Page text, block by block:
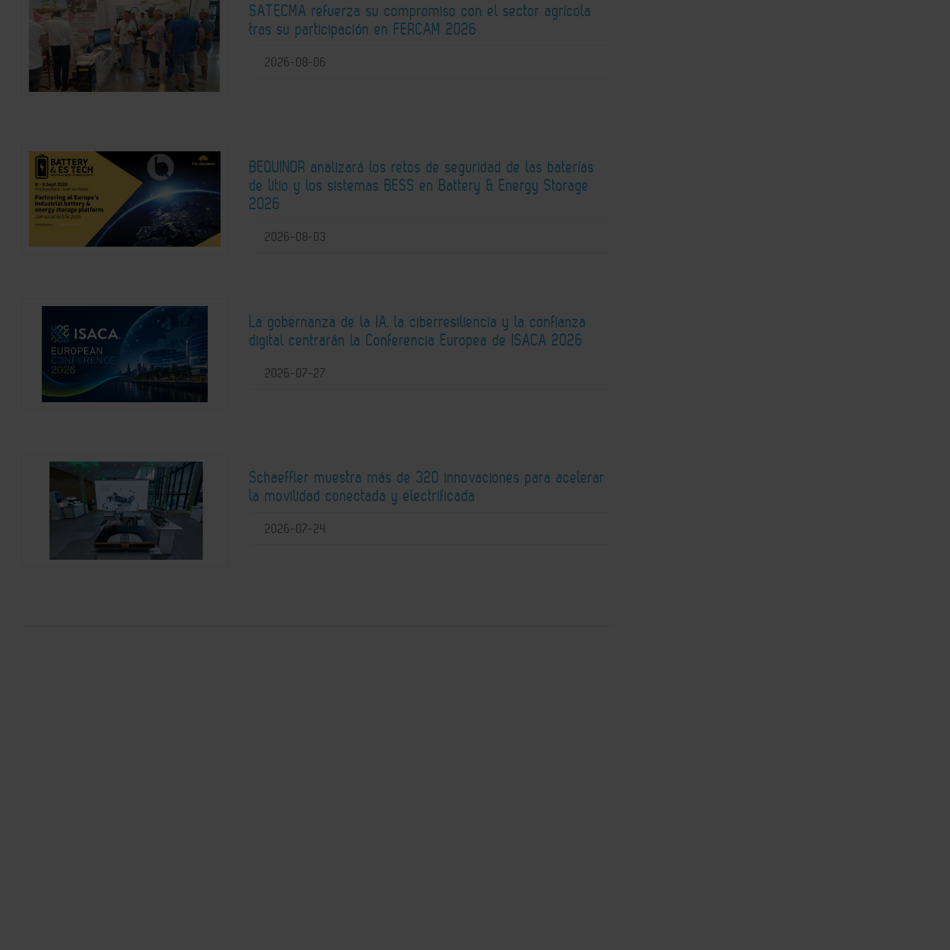
SATECMA refuerza su compromiso con el sector agrícola
tras su participación en FERCAM 2026
2026-08-06
BEQUINOR analizará los retos de seguridad de las baterías
de litio y los sistemas BESS en Battery & Energy Storage
2026
2026-08-03
La gobernanza de la IA, la ciberresiliencia y la confianza
digital centrarán la Conferencia Europea de ISACA 2026
2026-07-27
Schaeffler muestra más de 320 innovaciones para acelerar
la movilidad conectada y electrificada
2026-07-24